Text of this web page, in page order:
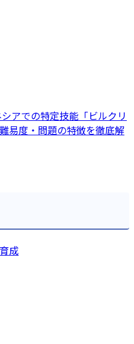
アでの特定技能「ビルクリ
易度・問題の特徴を徹底解
成